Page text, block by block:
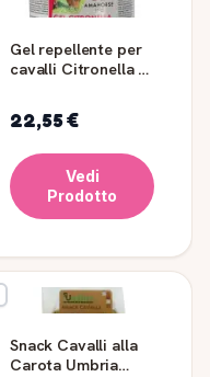
Gel repellente per
cavalli Citronella e
22,55 €
Vedi
Prodotto
Snack Cavalli alla
Carota Umbria